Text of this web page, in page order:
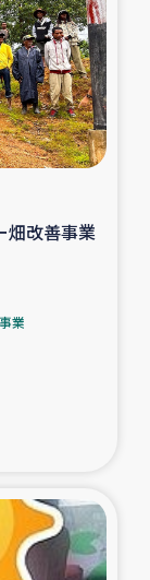
イクル・プロ
援
援
動
畑改善事業
業